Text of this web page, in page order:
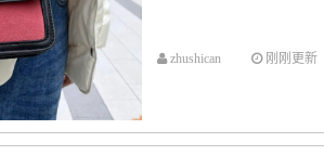
zhushican 刚刚更新